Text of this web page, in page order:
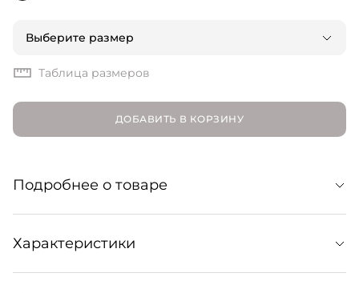
Выберите размер
Таблица размеров
ДОБАВИТЬ В КОРЗИНУ
Подробнее о товаре
Блуза из струящегося органического шелка.
Лаконичная модель украшена классическим принтом в
крупный горох и поддержит множество образов: от
Характеристики